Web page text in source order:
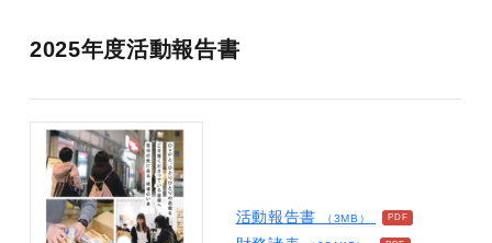
2025年度活動報告書
活動報告書 （3MB）